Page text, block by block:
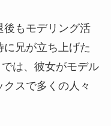
後もモデリング活
兄が立ち上げた
は、彼女がモデル
スで多くの人々